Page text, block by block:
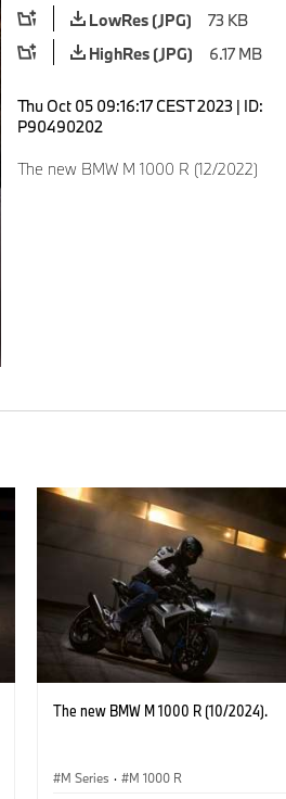
LowRes (JPG)
73 KB
HighRes (JPG)
6.17 MB
Thu Oct 05 09:16:17 CEST 2023 | ID:
P90490202
The new BMW M 1000 R (12/2022)
The new BMW M 1000 R (10/2024).
M Series · M 1000 R